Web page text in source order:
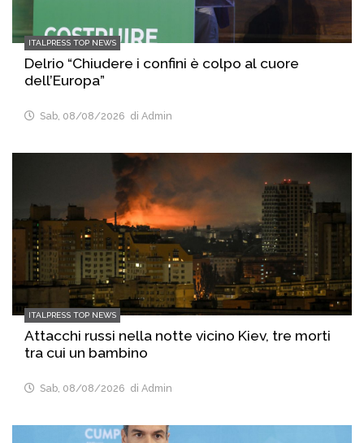
ITALPRESS TOP NEWS
Delrio “Chiudere i confini è colpo al cuore
dell’Europa”
Sab, 08/08/2026 di Admin
ITALPRESS TOP NEWS
Attacchi russi nella notte vicino Kiev, tre morti
tra cui un bambino
Sab, 08/08/2026 di Admin